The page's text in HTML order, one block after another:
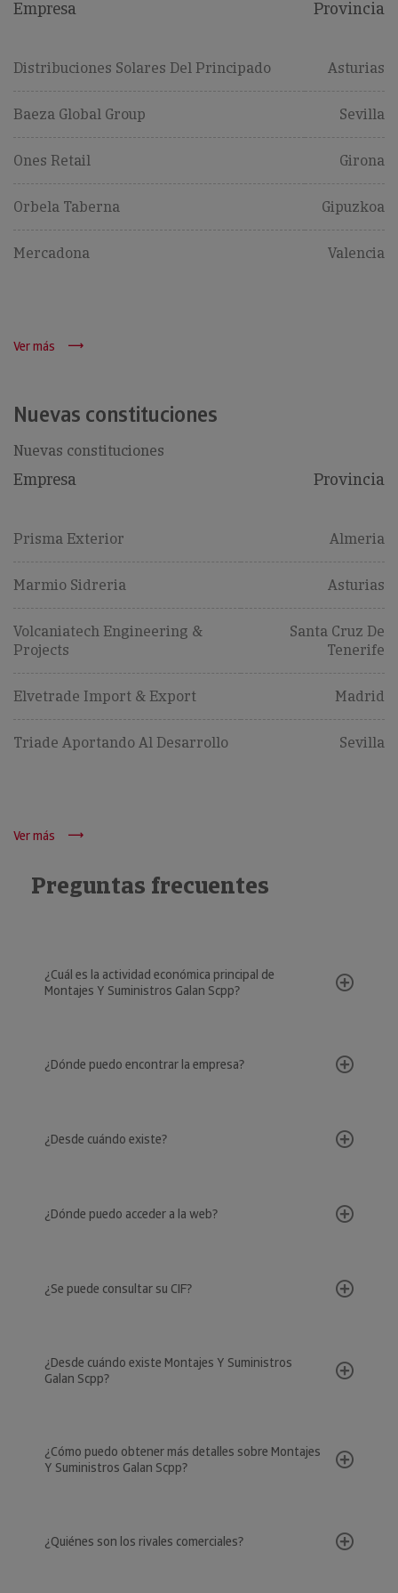
Empresa Provincia
Distribuciones Solares Del Principado Asturias
Baeza Global Group Sevilla
Ones Retail Girona
Orbela Taberna Gipuzkoa
Mercadona Valencia
Ver más
Nuevas constituciones
Nuevas constituciones
Empresa Provincia
Prisma Exterior Almeria
Marmio Sidreria Asturias
Volcaniatech Engineering &
Projects
Santa Cruz De
Tenerife
Elvetrade Import & Export Madrid
Triade Aportando Al Desarrollo Sevilla
Ver más
Preguntas frecuentes
¿Cuál es la actividad económica principal de
Montajes Y Suministros Galan Scpp?
¿Dónde puedo encontrar la empresa?
¿Desde cuándo existe?
¿Dónde puedo acceder a la web?
¿Se puede consultar su CIF?
¿Desde cuándo existe Montajes Y Suministros
Galan Scpp?
¿Cómo puedo obtener más detalles sobre Montajes
Y Suministros Galan Scpp?
¿Quiénes son los rivales comerciales?